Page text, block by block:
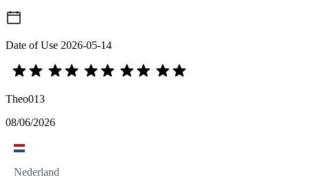
Date of Use 2026-05-14
Theo013
08/06/2026
Nederland